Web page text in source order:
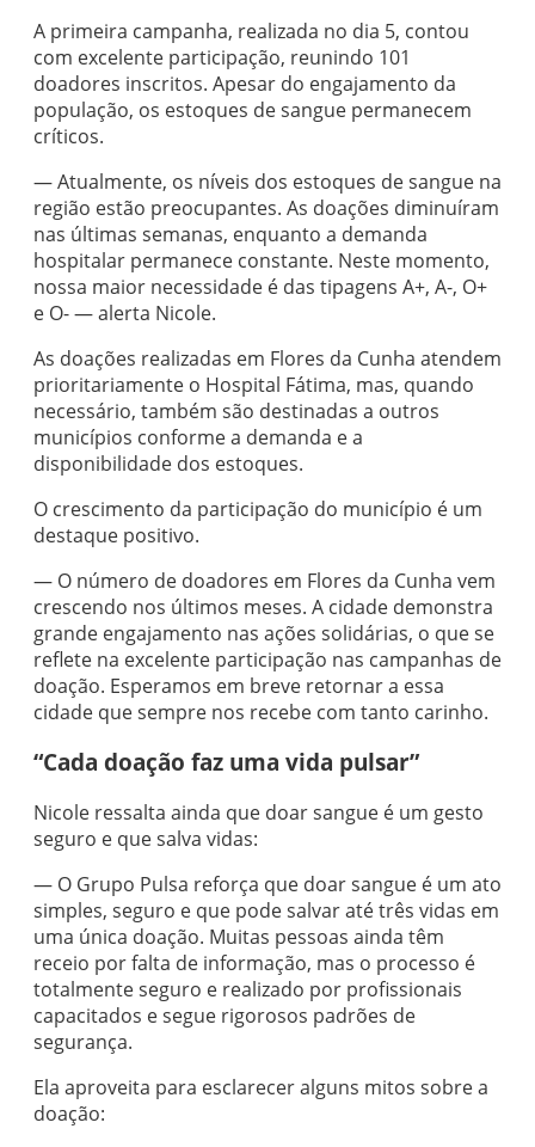
A primeira campanha, realizada no dia 5, contou
com excelente participação, reunindo 101
doadores inscritos. Apesar do engajamento da
população, os estoques de sangue permanecem
críticos.
— Atualmente, os níveis dos estoques de sangue na
região estão preocupantes. As doações diminuíram
nas últimas semanas, enquanto a demanda
hospitalar permanece constante. Neste momento,
nossa maior necessidade é das tipagens A+, A-, O+
e O- — alerta Nicole.
As doações realizadas em Flores da Cunha atendem
prioritariamente o Hospital Fátima, mas, quando
necessário, também são destinadas a outros
municípios conforme a demanda e a
disponibilidade dos estoques.
O crescimento da participação do município é um
destaque positivo.
— O número de doadores em Flores da Cunha vem
crescendo nos últimos meses. A cidade demonstra
grande engajamento nas ações solidárias, o que se
reflete na excelente participação nas campanhas de
doação. Esperamos em breve retornar a essa
cidade que sempre nos recebe com tanto carinho.
“Cada doação faz uma vida pulsar”
Nicole ressalta ainda que doar sangue é um gesto
seguro e que salva vidas:
— O Grupo Pulsa reforça que doar sangue é um ato
simples, seguro e que pode salvar até três vidas em
uma única doação. Muitas pessoas ainda têm
receio por falta de informação, mas o processo é
totalmente seguro e realizado por profissionais
capacitados e segue rigorosos padrões de
segurança.
Ela aproveita para esclarecer alguns mitos sobre a
doação: